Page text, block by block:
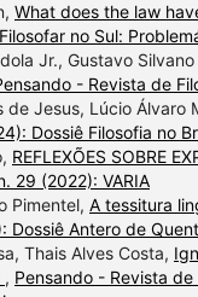
What does the law
no Sul:
Jr., Gustavo
- Revista de
de Jesus, Lúcio Álvaro
Dossiê Filosofia no
REFLEXÕES SOBRE
29 (2022): VARIA
Pimentel, A tessitura
Dossiê Antero de
Thais Alves Costa,
, Pensando - Revista